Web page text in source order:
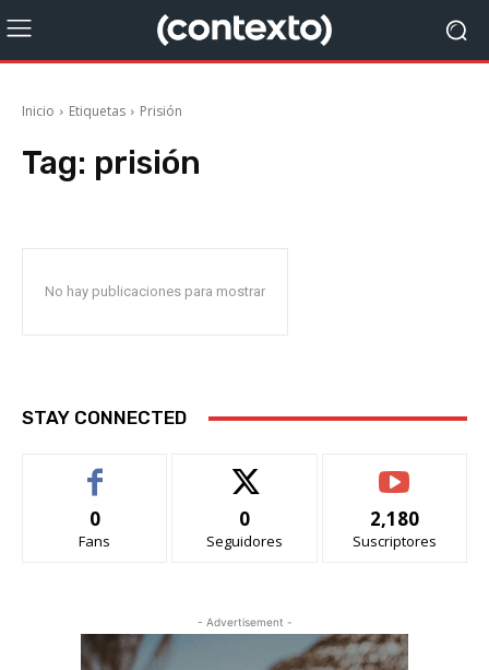
Inicio Etiquetas Prisión
Tag: prisión
No hay publicaciones para mostrar
STAY CONNECTED
0
Fans
0
Seguidores
2,180
Suscriptores
- Advertisement -